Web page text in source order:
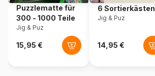
Puzzlematte für
300 - 1000 Teile
Jig & Puz
6 Sortierkästen
Jig & Puz